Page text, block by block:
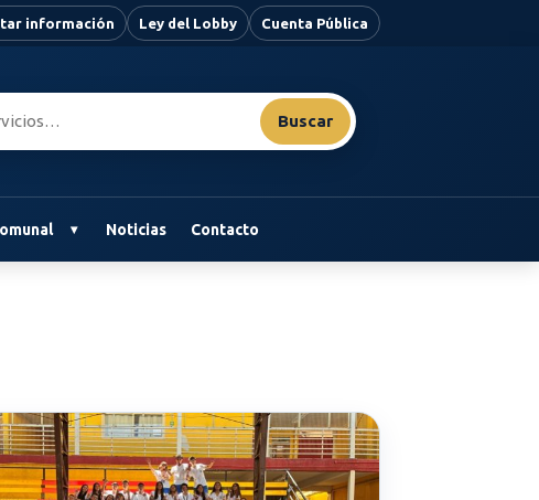
información Ley del Lobby Cuenta Pública
Buscar
Noticias Contacto